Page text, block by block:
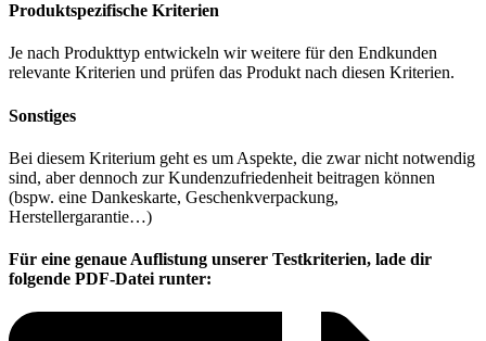
Produktspezifische Kriterien
Je nach Produkttyp entwickeln wir weitere für den Endkunden
relevante Kriterien und prüfen das Produkt nach diesen Kriterien.
Sonstiges
Bei diesem Kriterium geht es um Aspekte, die zwar nicht notwendig
sind, aber dennoch zur Kundenzufriedenheit beitragen können
(bspw. eine Dankeskarte, Geschenkverpackung,
Herstellergarantie…)
Für eine genaue Auflistung unserer Testkriterien, lade dir
folgende PDF-Datei runter: